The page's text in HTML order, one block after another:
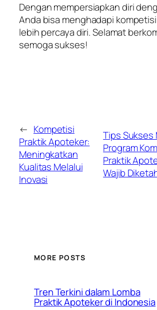
Dengan mempersiapkan diri
Anda bisa menghadapi
lebih percaya diri. Selamat
semoga sukses!
← Kompetisi
Praktik Apoteker:
Meningkatkan
Kualitas Melalui
Inovasi
Tips Sukses
Program
Praktik
Wajib
MORE POSTS
Tren Terkini dalam Lomba
Praktik Apoteker di Indonesia